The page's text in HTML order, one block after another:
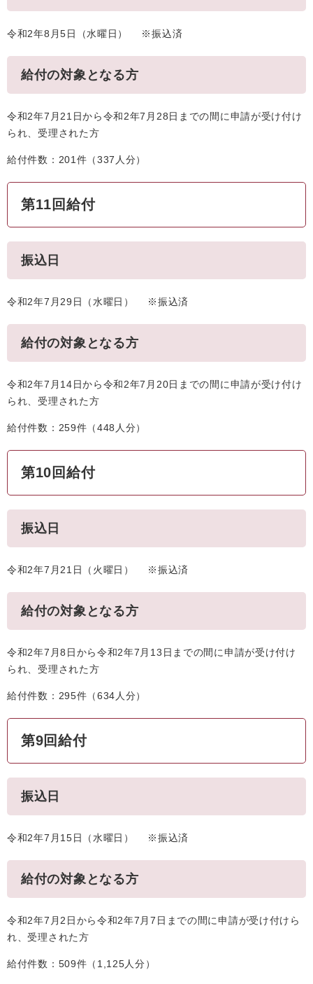
令和2年8月5日（水曜日） ※振込済
給付の対象となる方
令和2年7月21日から令和2年7月28日までの間に申請が受け付け
られ、受理された方
給付件数：201件（337人分）
第11回給付
振込日
令和2年7月29日（水曜日） ※振込済
給付の対象となる方
令和2年7月14日から令和2年7月20日までの間に申請が受け付け
られ、受理された方
給付件数：259件（448人分）
第10回給付
振込日
令和2年7月21日（火曜日） ※振込済
給付の対象となる方
令和2年7月8日から令和2年7月13日までの間に申請が受け付け
られ、受理された方
給付件数：295件（634人分）
第9回給付
振込日
令和2年7月15日（水曜日） ※振込済
給付の対象となる方
令和2年7月2日から令和2年7月7日までの間に申請が受け付けら
れ、受理された方
給付件数：509件（1,125人分）